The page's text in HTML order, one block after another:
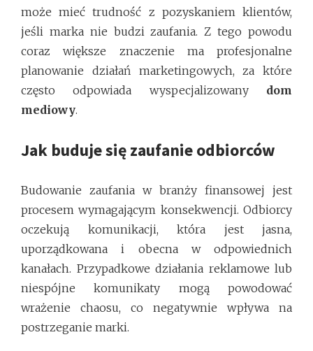
może mieć trudność z pozyskaniem klientów,
jeśli marka nie budzi zaufania. Z tego powodu
coraz większe znaczenie ma profesjonalne
planowanie działań marketingowych, za które
często odpowiada wyspecjalizowany dom
mediowy.
Jak buduje się zaufanie odbiorców
Budowanie zaufania w branży finansowej jest
procesem wymagającym konsekwencji. Odbiorcy
oczekują komunikacji, która jest jasna,
uporządkowana i obecna w odpowiednich
kanałach. Przypadkowe działania reklamowe lub
niespójne komunikaty mogą powodować
wrażenie chaosu, co negatywnie wpływa na
postrzeganie marki.